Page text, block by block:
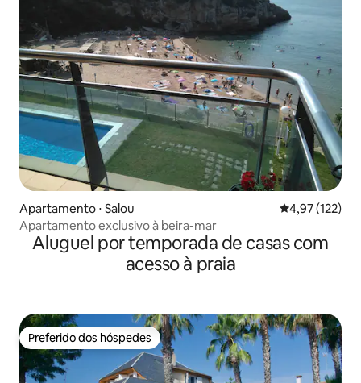
Apartamento ⋅ Salou 4,97 de uma
4,97 (122)
Apartamento exclusivo à beira-mar
Aluguel por temporada de casas com
acesso à praia
Preferido dos hóspedes
Preferido dos hóspedes